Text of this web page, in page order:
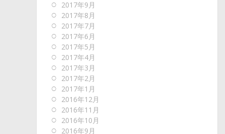
2017年9月
2017年8月
2017年7月
2017年6月
2017年5月
2017年4月
2017年3月
2017年2月
2017年1月
2016年12月
2016年11月
2016年10月
2016年9月